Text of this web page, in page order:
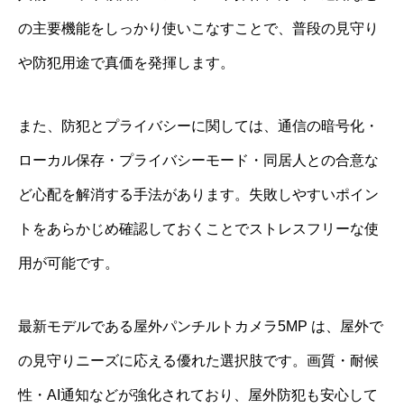
の主要機能をしっかり使いこなすことで、普段の見守り
や防犯用途で真価を発揮します。
また、防犯とプライバシーに関しては、通信の暗号化・
ローカル保存・プライバシーモード・同居人との合意な
ど心配を解消する手法があります。失敗しやすいポイン
トをあらかじめ確認しておくことでストレスフリーな使
用が可能です。
最新モデルである屋外パンチルトカメラ5MP は、屋外で
の見守りニーズに応える優れた選択肢です。画質・耐候
性・AI通知などが強化されており、屋外防犯も安心して